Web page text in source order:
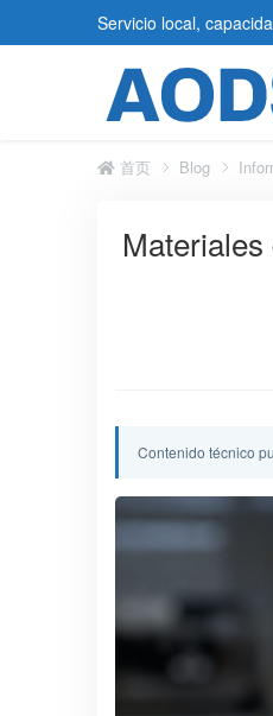
Servicio local,
首页 Blog
Contenido técnico